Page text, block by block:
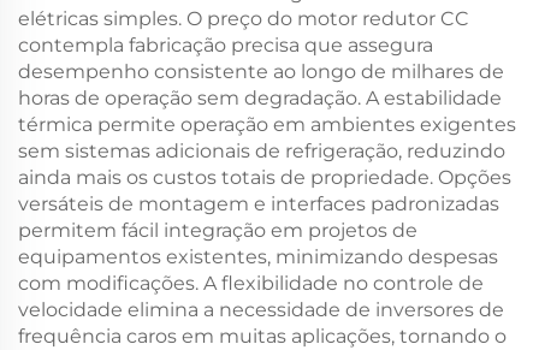
elétricas simples. O preço do motor redutor CC
contempla fabricação precisa que assegura
desempenho consistente ao longo de milhares de
horas de operação sem degradação. A estabilidade
térmica permite operação em ambientes exigentes
sem sistemas adicionais de refrigeração, reduzindo
ainda mais os custos totais de propriedade. Opções
versáteis de montagem e interfaces padronizadas
permitem fácil integração em projetos de
equipamentos existentes, minimizando despesas
com modificações. A flexibilidade no controle de
velocidade elimina a necessidade de inversores de
frequência caros em muitas aplicações, tornando o